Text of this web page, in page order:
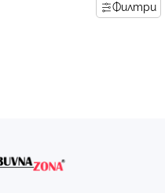
Филтри